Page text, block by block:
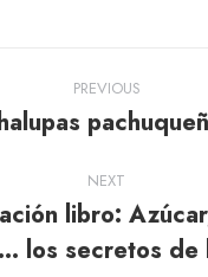
PREVIOUS
Previous
NEXT
post:
libro:
los secretos de